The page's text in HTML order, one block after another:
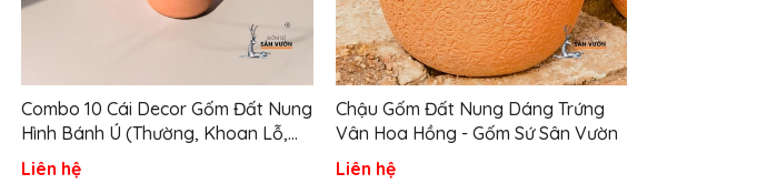
Combo 10 Cái Decor Gốm Đất Nung
Hình Bánh Ú (Thường, Khoan Lỗ,
Vẽ Theo Yêu Cầu) - Gốm Sứ Sân
Vườn
Liên hệ
Chậu Gốm Đất Nung Dáng Trứng
Vân Hoa Hồng - Gốm Sứ Sân Vườn
Liên hệ